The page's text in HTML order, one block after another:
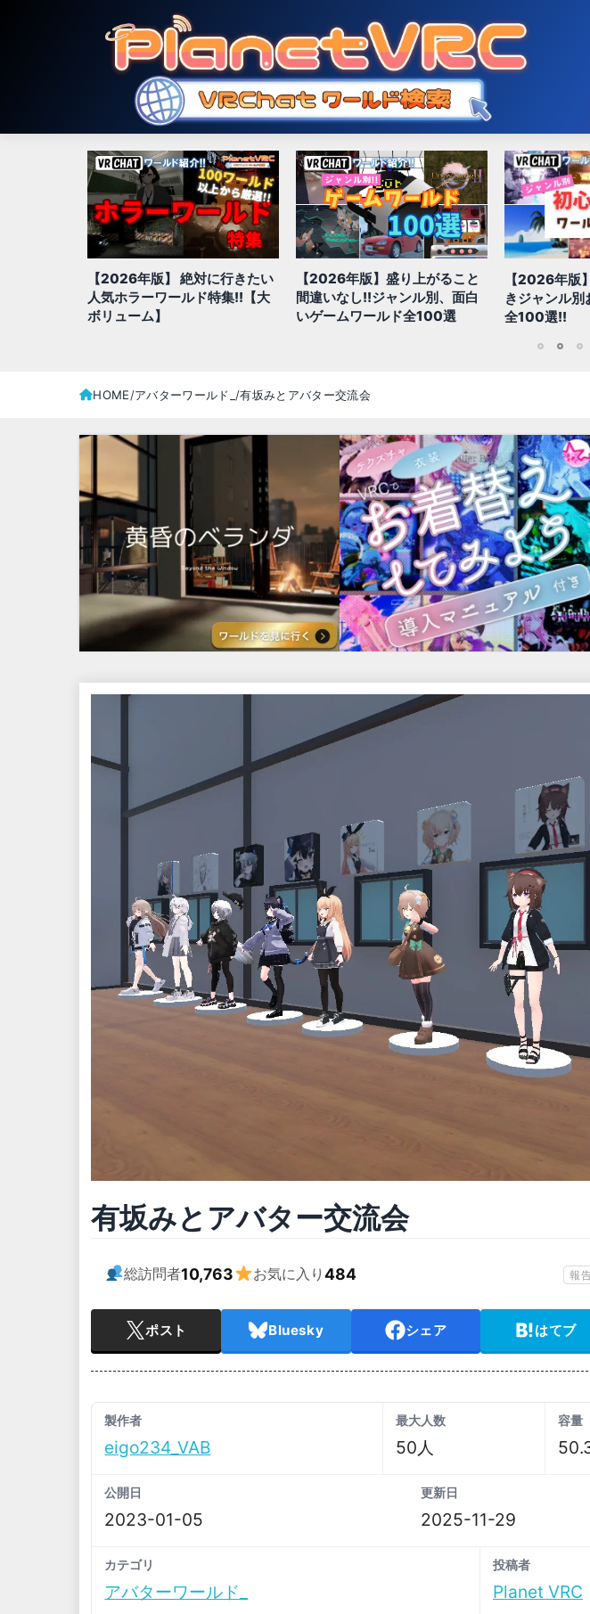
【2026年版】 絶対に行きたい
人気ホラーワールド特集!!【大
ボリューム】
【2026年版】盛り上がること
間違いなし!!ジャンル別、面白
いゲームワールド全100選
【2026年版
きジャンル別
全100選!!
HOME アバターワールド_ 有坂みとアバター交流会
有坂みとアバター交流会
総訪問者10,763 お気に入り484 報
ポスト Bluesky シェア はてブ
製作者
eigo234_VAB
最大人数
50人
容量
公開日
2023-01-05
更新日
2025-11-29
カテゴリ
アバターワールド_
投稿者
Planet VRC